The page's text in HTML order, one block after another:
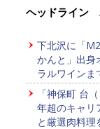
ヘッドライン
下北沢に「
かんと」出身
ラルワインま
「神保町 台
年超のキャリ
と厳選肉料